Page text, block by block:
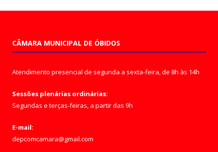
CÂMARA MUNICIPAL DE ÓBIDOS
Atendimento presencial de segunda a sexta-feira, de 8h às 14h
Sessões plenárias ordinárias:
Segundas e terças-feiras, a partir das 9h
E-mail:
depcomcamara@gmail.com